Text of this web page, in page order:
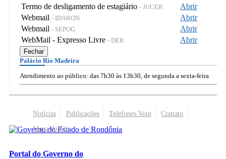
Termo de desligamento de estagiário - JUCER
Abrir
Webmail - IDARON
Abrir
Webmail - SEPOG
Abrir
WebMail - Expresso Livre - DER Abrir
Fechar
Palácio Rio Madeira
Atendimento ao público: das 7h30 às 13h30, de segunda a sexta-feira
Notícias Publicações Telefones Voip
Contato
Mapa do Site
Portal do Governo do